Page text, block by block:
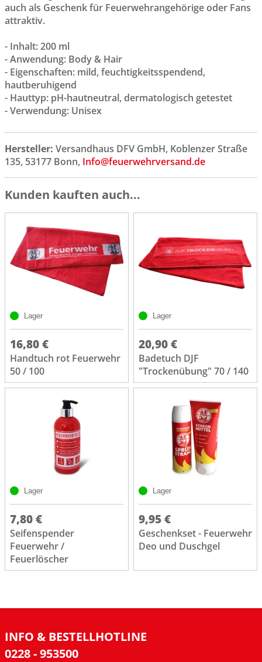
auch als Geschenk für Feuerwehrangehörige oder Fans
attraktiv.
- Inhalt: 200 ml
- Anwendung: Body & Hair
- Eigenschaften: mild, feuchtigkeitsspendend,
hautberuhigend
- Hauttyp: pH-hautneutral, dermatologisch getestet
- Verwendung: Unisex
Hersteller: Versandhaus DFV GmbH, Koblenzer Straße
135, 53177 Bonn, Info@feuerwehrversand.de
Kunden kauften auch...
Lager
16,80 €
Handtuch rot Feuerwehr
50 / 100
Lager
20,90 €
Badetuch DJF
"Trockenübung" 70 / 140
Lager
7,80 €
Seifenspender
Feuerwehr /
Feuerlöscher
Lager
9,95 €
Geschenkset - Feuerwehr
Deo und Duschgel
INFO & BESTELLHOTLINE
0228 - 953500